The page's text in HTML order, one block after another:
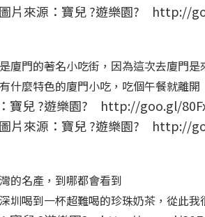
片來源：寶兒 ?遊樂園? http://
廈門的著名小吃街，因為這次去廈門是
什麼特色的廈門小吃，吃個午餐就離開
片來源：寶兒 ?遊樂園? http://
的名產，到哪都會看到
圳喝到一杯超難喝的珍珠奶茶，從此